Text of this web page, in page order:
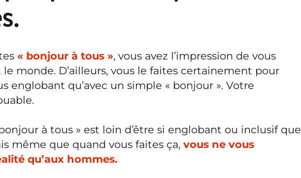
« bonjour à tous », vous avez l’impression de vous
le monde. D’ailleurs, vous le faites certainement pour
englobant qu’avec un simple « bonjour ». Votre
à tous » est loin d’être si englobant ou inclusif que
même que quand vous faites ça, vous ne vous
qu’aux hommes.